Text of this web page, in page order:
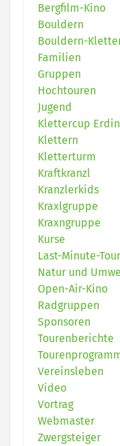
Bergfilm-Kino
Bouldern
Bouldern-
Familien
Gruppen
Hochtouren
Jugend
Klettercup
Klettern
Kletterturm
Kraftkranzl
Kranzlerkids
Kraxlgruppe
Kraxngruppe
Kurse
Last-Minute-
Natur und
Open-Air-Kino
Radgruppen
Sponsoren
Tourenberichte
Vereinsleben
Video
Vortrag
Webmaster
Zwergsteiger